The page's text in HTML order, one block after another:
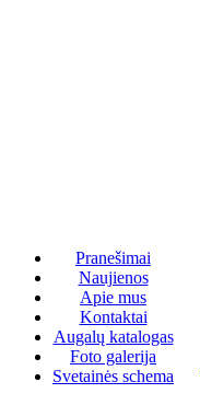
Pranešimai
Naujienos
Apie mus
Kontaktai
Augalų katalogas
Foto galerija
Svetainės schema